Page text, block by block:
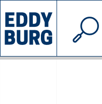
INIZIATIVE
©